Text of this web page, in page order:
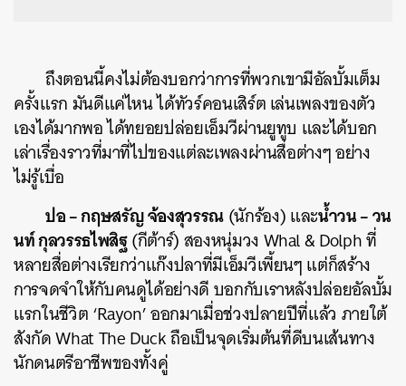
ถึงตอนนี้คงไม่ต้องบอกว่าการที่พวกเขามีอัลบั้มเต็ม
ครั้งแรก มันดีแค่ไหน ได้ทัวร์คอนเสิร์ต เล่นเพลงของตัว
เองได้มากพอ ได้ทยอยปล่อยเอ็มวีผ่านยูทูบ และได้บอก
เล่าเรื่องราวที่มาที่ไปของแต่ละเพลงผ่านสื่อต่างๆ อย่าง
ไม่รู้เบื่อ
ปอ – กฤษสรัญ จ้องสุวรรณ(นักร้อง) และน้ำวน – วน
นท์ กุลวรรธไพสิฐ(กีต้าร์) สองหนุ่มวง Whal & Dolph ที่
หลายสื่อต่างเรียกว่าแก๊งปลาที่มีเอ็มวีเพี้ยนๆ แต่ก็สร้าง
การจดจำให้กับคนดูได้อย่างดี บอกกับเราหลังปล่อยอัลบั้ม
แรกในชีวิต ‘Rayon’ ออกมาเมื่อช่วงปลายปีที่แล้ว ภายใต้
สังกัด What The Duck ถือเป็นจุดเริ่มต้นที่ดีบนเส้นทาง
นักดนตรีอาชีพของทั้งคู่